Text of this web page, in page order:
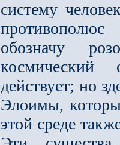
систему
обозначу
действует; но
Элоимы,
этой среде